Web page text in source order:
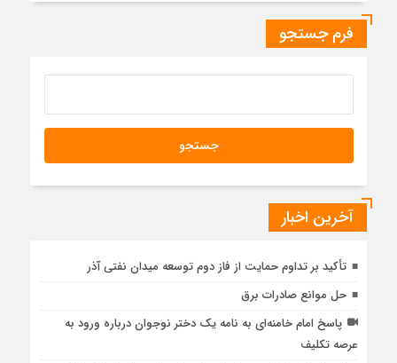
فرم جستجو
آخرین اخبار
تأکید بر تداوم حمایت از فاز دوم توسعه میدان نفتی آذر
حل موانع صادرات برق
پاسخ امام خامنه‌ای به نامه یک دختر نوجوان درباره ورود به
عرصه تکلیف